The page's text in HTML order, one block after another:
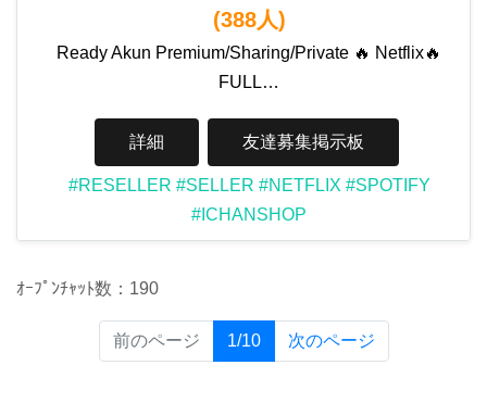
(388人)
Ready Akun Premium/Sharing/Private 🔥 Netflix🔥
FULL…
詳細 友達募集掲示板
#RESELLER #SELLER #NETFLIX #SPOTIFY
#ICHANSHOP
ｵｰﾌﾟﾝﾁｬｯﾄ数：190
前のページ 1/10(current)次のページ